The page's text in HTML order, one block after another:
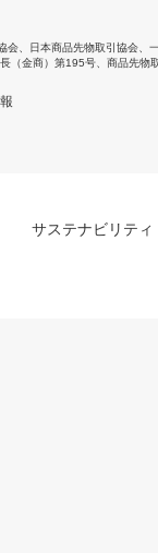
会 日本商品先物取引協会
（金商）第195号、商品先物
サステナビリティ